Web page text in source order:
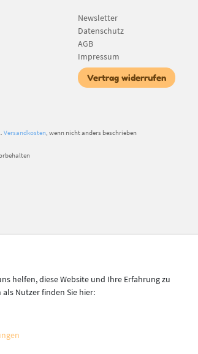
Newsletter
Datenschutz
AGB
Impressum
Vertrag widerrufen
Versandkosten, wenn nicht anders beschrieben
helfen, diese Website und Ihre Erfahrung zu
Nutzer finden Sie hier: